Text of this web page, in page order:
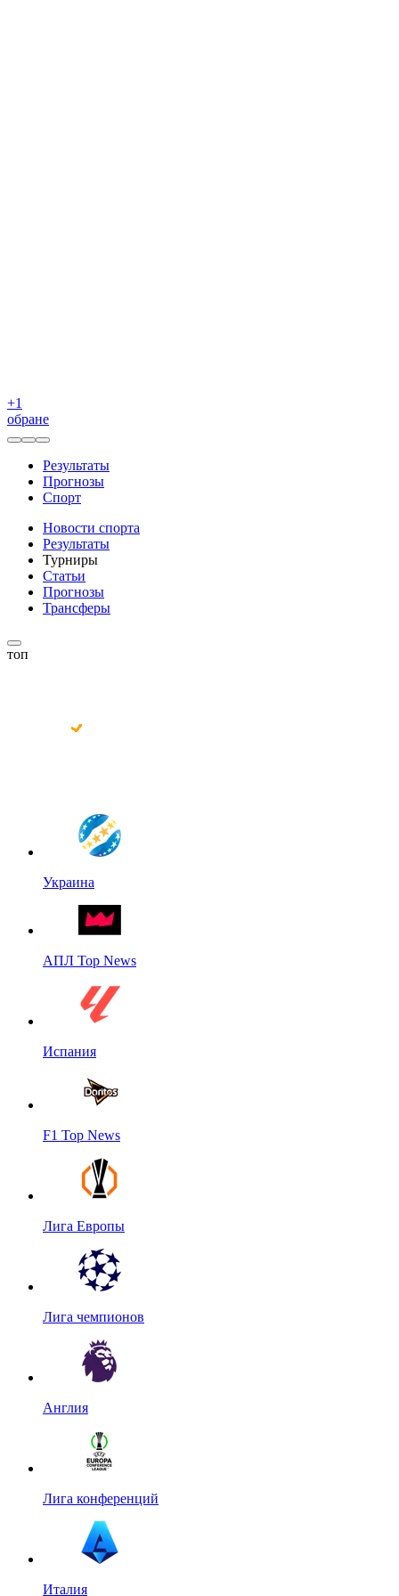
+1
обране
Результаты
Прогнозы
Спорт
Новости спорта
Результаты
Турниры
Статьи
Прогнозы
Трансферы
топ
Украина
АПЛ Top News
Испания
F1 Top News
Лига Европы
Лига чемпионов
Англия
Лига конференций
Италия